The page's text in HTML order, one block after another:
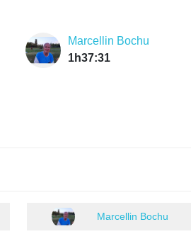
Marcellin Bochu
1h37:31
Marcellin Bochu